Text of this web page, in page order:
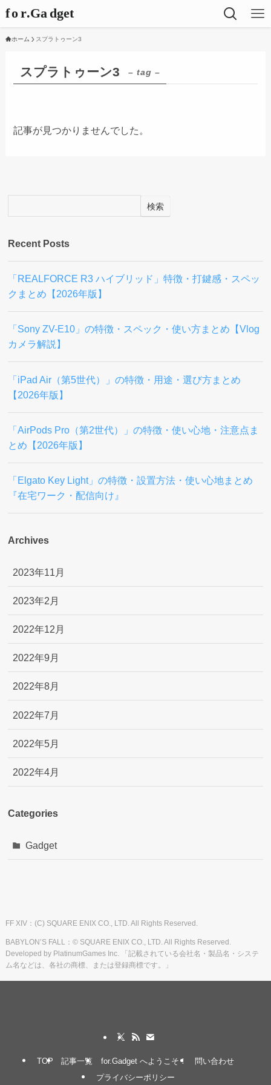
ホーム スプラトゥーン3
スプラトゥーン3 – tag –
記事が見つかりませんでした。
検索
Recent Posts
「REALFORCE R3 ハイブリッド」特徴・打鍵感・スペッ
クまとめ【2026年版】
「Sony ZV-E10」の特徴・スペック・使い方まとめ【Vlog
カメラ解説】
「iPad Air（第5世代）」の特徴・用途・選び方まとめ
【2026年版】
「AirPods Pro（第2世代）」の特徴・使い心地・注意点ま
とめ【2026年版】
「Elgato Key Light」の特徴・設置方法・使い心地まとめ
『在宅ワーク・配信向け』
Archives
2023年11月
2023年2月
2022年12月
2022年9月
2022年8月
2022年7月
2022年5月
2022年4月
Categories
Gadget
FF XIV：(C) SQUARE ENIX CO., LTD. All Rights Reserved.
BABYLON’S FALL：© SQUARE ENIX CO., LTD. All Rights Reserved.
Developed by PlatinumGames Inc. 「記載されている会社名・製品名・システ
ム名などは、各社の商標、または登録商標です。」
TOP 記事一覧 for.Gadget へようこそ！
問い合わせ
プライバシーポリシー